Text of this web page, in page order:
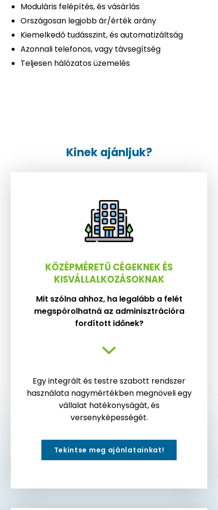
Moduláris felépítés, és vásárlás
Országosan legjobb ár/érték arány
Kiemelkedő tudásszint, és automatizáltság
Azonnali telefonos, vagy távsegítség
Teljesen hálózatos üzemelés
Kinek ajánljuk?
KÖZÉPMÉRETŰ CÉGEKNEK ÉS
KISVÁLLALKOZÁSOKNAK
Mit szólna ahhoz, ha legalább a felét
megspórolhatná az adminisztrációra
fordított időnek?
Egy integrált és testre szabott rendszer
használata nagymértékben megnöveli egy
vállalat hatékonyságát, és
versenyképességét.
Tekintse meg ajánlatainkat!